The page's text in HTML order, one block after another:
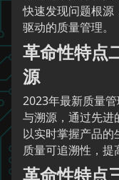
快速发现问题根源
驱动的质量管理。
革命性特点
源
2023年最新质量
与溯源，通过先进
以实时掌握产品的
质量可追溯性，提
革命性特点